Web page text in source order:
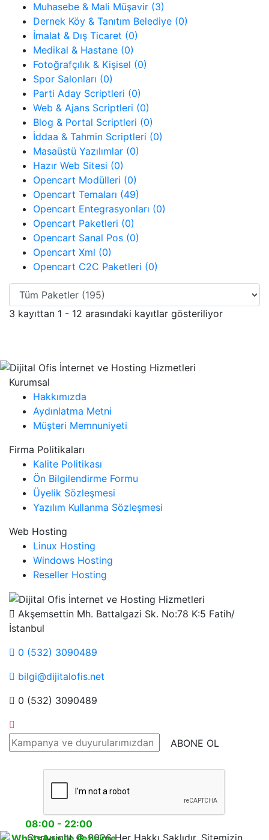
08:00 - 22:00
Muhasebe & Mali Müşavir (3)
Dernek Köy & Tanıtım Belediye (0)
İmalat & Dış Ticaret (0)
Medikal & Hastane (0)
Fotoğrafçılık & Kişisel (0)
Spor Salonları (0)
Parti Aday Scriptleri (0)
Web & Ajans Scriptleri (0)
Blog & Portal Scriptleri (0)
İddaa & Tahmin Scriptleri (0)
Masaüstü Yazılımlar (0)
Hazır Web Sitesi (0)
Opencart Modülleri (0)
Opencart Temaları (49)
Opencart Entegrasyonları (0)
Opencart Paketleri (0)
Opencart Sanal Pos (0)
Opencart Xml (0)
Opencart C2C Paketleri (0)
3 kayıttan 1 - 12 arasındaki kayıtlar gösteriliyor
Kurumsal
Hakkımızda
Aydınlatma Metni
Müşteri Memnuniyeti
Firma Politikaları
Kalite Politikası
Ön Bilgilendirme Formu
Üyelik Sözleşmesi
Yazılım Kullanma Sözleşmesi
Web Hosting
Linux Hosting
Windows Hosting
Reseller Hosting
Akşemsettin Mh. Battalgazi Sk. No:78 K:5 Fatih/
İstanbul
0 (532) 3090489
bilgi@dijitalofis.net
0 (532) 3090489